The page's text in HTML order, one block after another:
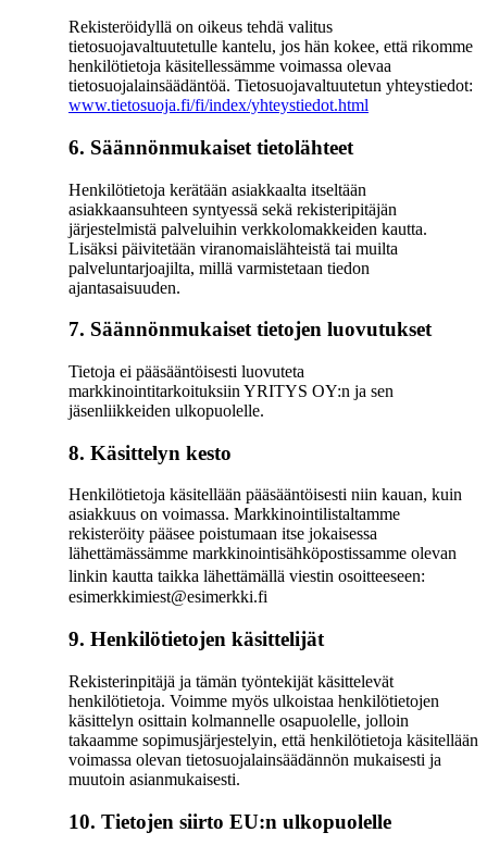
Rekisteröidyllä on oikeus tehdä valitus
tietosuojavaltuutetulle kantelu, jos hän kokee, että rikomme
henkilötietoja käsitellessämme voimassa olevaa
tietosuojalainsäädäntöä. Tietosuojavaltuutetun yhteystiedot:
www.tietosuoja.fi/fi/index/yhteystiedot.html
6. Säännönmukaiset tietolähteet
Henkilötietoja kerätään asiakkaalta itseltään
asiakkaansuhteen syntyessä sekä rekisteripitäjän
järjestelmistä palveluihin verkkolomakkeiden kautta.
Lisäksi päivitetään viranomaislähteistä tai muilta
palveluntarjoajilta, millä varmistetaan tiedon
ajantasaisuuden.
7. Säännönmukaiset tietojen luovutukset
Tietoja ei pääsääntöisesti luovuteta
markkinointitarkoituksiin YRITYS OY:n ja sen
jäsenliikkeiden ulkopuolelle.
8. Käsittelyn kesto
Henkilötietoja käsitellään pääsääntöisesti niin kauan, kuin
asiakkuus on voimassa. Markkinointilistaltamme
rekisteröity pääsee poistumaan itse jokaisessa
lähettämässämme markkinointisähköpostissamme olevan
linkin kautta taikka lähettämällä viestin osoitteeseen:
esimerkkimiest@esimerkki.fi
9. Henkilötietojen käsittelijät
Rekisterinpitäjä ja tämän työntekijät käsittelevät
henkilötietoja. Voimme myös ulkoistaa henkilötietojen
käsittelyn osittain kolmannelle osapuolelle, jolloin
takaamme sopimusjärjestelyin, että henkilötietoja käsitellään
voimassa olevan tietosuojalainsäädännön mukaisesti ja
muutoin asianmukaisesti.
10. Tietojen siirto EU:n ulkopuolelle